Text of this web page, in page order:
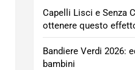
Capelli Lisci e Senza
ottenere questo
Bandiere Verdi 2026:
bambini